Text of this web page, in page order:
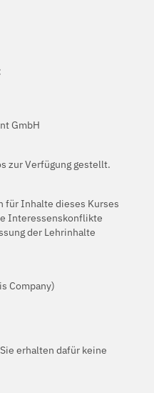
GmbH
zur Verfügung gestellt.
für Inhalte dieses Kurses
Interessenskonflikte
der Lehrinhalte
Company)
erhalten dafür keine